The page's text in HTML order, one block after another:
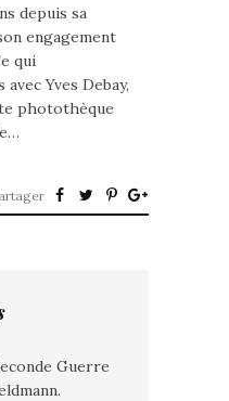
depuis sa
engagement
qui
Yves Debay,
photothèque
Guerre